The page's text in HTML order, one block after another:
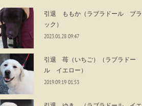
引退 ももか（ラブラドール ブラ
ック）
2023.01.28 09:47
引退 苺（いちご）（ラブラドー
ル イエロー）
2019.09.19 01:53